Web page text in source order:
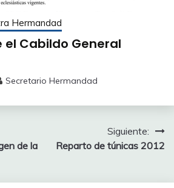
Hermandad
el Cabildo General
Secretario Hermandad
de la
Siguiente:
Reparto de túnicas 2012